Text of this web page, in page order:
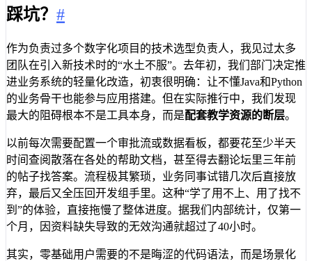
踩坑？ #
作为负责过多个数字化项目的技术选型负责人，我见过太多
团队在引入新技术时的“水土不服”。去年初，我们部门决定推
进业务系统的轻量化改造，初衷很明确：让不懂Java和Python
的业务骨干也能参与应用搭建。但在实际推行中，我们发现
最大的阻碍根本不是工具本身，而是配套教学资源的断层。
以前每次需要配置一个审批流或数据看板，都要花至少半天
时间查阅散落在各处的帮助文档，甚至得去翻论坛里三年前
的帖子找答案。流程极其繁琐，业务同事试错几次后直接放
弃，最后又全压回开发组手里。这种“学了用不上、用了找不
到”的体验，直接拖慢了整体进度。据我们内部统计，仅第一
个月，因资料缺失导致的无效沟通就超过了40小时。
其实，零基础用户需要的不是晦涩的代码语法，而是场景化